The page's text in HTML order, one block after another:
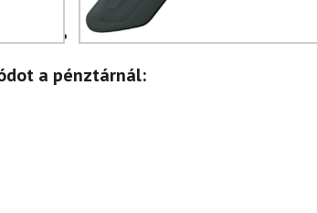
a pénztárnál: